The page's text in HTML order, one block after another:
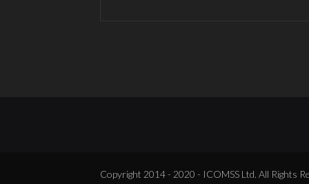
Copyright 2014 - 2020 - ICOMSS Ltd. All Rights